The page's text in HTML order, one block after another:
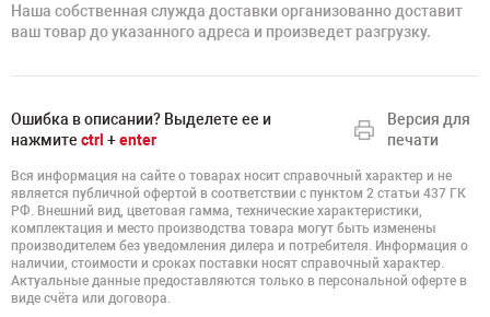
Наша собственная служда доставки организованно доставит
ваш товар до указанного адреса и произведет разгрузку.
Ошибка в описании? Выделете ее и
нажмите ctrl +enter
Версия для
печати
Вся информация на сайте о товарах носит справочный характер и не
является публичной офертой в соответствии с пунктом 2 статьи 437 ГК
РФ. Внешний вид, цветовая гамма, технические характеристики,
комплектация и место производства товара могут быть изменены
производителем без уведомления дилера и потребителя. Информация о
наличии, стоимости и сроках поставки носят справочный характер.
Актуальные данные предоставляются только в персональной оферте в
виде счёта или договора.